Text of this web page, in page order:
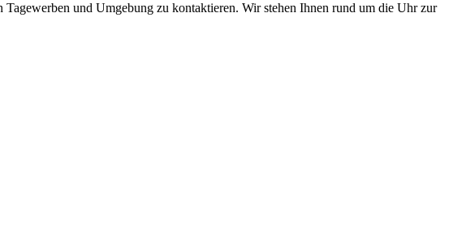
und Umgebung zu kontaktieren. Wir stehen Ihnen rund um die Uhr zur